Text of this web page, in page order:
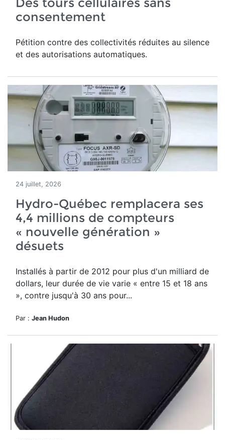
consentement
Pétition contre des collectivités réduites au silence
et des autorisations automatiques.
24 juillet, 2026
Hydro-Québec remplacera ses
4,4 millions de compteurs
« nouvelle génération »
désuets
Installés à partir de 2012 pour plus d'un milliard de
dollars, leur durée de vie varie « entre 15 et 18 ans
», contre jusqu'à 30 ans pour...
Par : Jean Hudon